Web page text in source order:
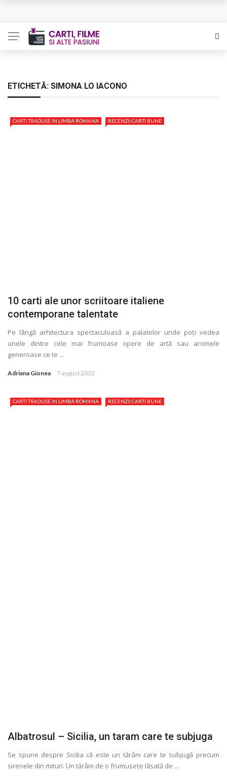
Bolla – O iubire interzisa din Pristina
Indragostitii de Franz K. – Justitiarii literaturii
ETICHETĂ: SIMONA LO IACONO
CARTI TRADUSE IN LIMBA ROMANA RECENZII CARTI BUNE
10 carti ale unor scriitoare italiene
contemporane talentate
Pe lângă arhitectura spectaculoasă a palatelor unde poţi vedea
unele dintre cele mai frumoase opere de artă sau aromele
generoase ce te ...
Adriana Gionea 7 august 2022
CARTI TRADUSE IN LIMBA ROMANA RECENZII CARTI BUNE
Albatrosul – Sicilia, un taram care te subjuga
Se spune despre Sicilia că este un tărâm care te subjugă precum
sirenele din mituri. Un tărâm de o frumuseţe lăsată de ...